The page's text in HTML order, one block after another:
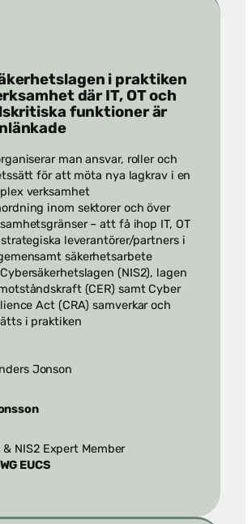
i praktiken
där IT, OT och
funktioner är
man ansvar, roller och
för att möta nya lagkrav i en
verksamhet
inom sektorer och över
– att få ihop IT, OT
leverantörer/partners i
säkerhetsarbete
(NIS2), lagen
(CER) samt Cyber
Act (CRA) samverkar och
i praktiken
& NIS2 Expert Member
EUCS